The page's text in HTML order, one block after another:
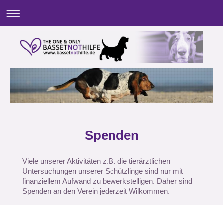
Spenden
Viele unserer Aktivitäten z.B. die tierärztlichen
Untersuchungen unserer Schützlinge sind nur mit
finanziellem Aufwand zu bewerkstelligen. Daher sind
Spenden an den Verein jederzeit Wilkommen.